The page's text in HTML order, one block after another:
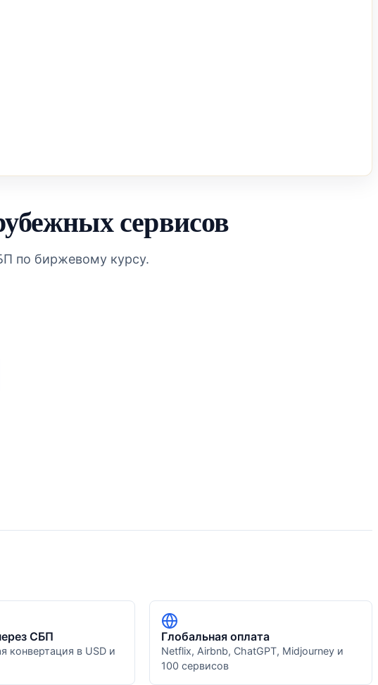
сервисов
по биржевому курсу.
СБП
конвертация в USD и
Глобальная оплата
Netflix, Airbnb, ChatGPT, Midjourney и
100 сервисов